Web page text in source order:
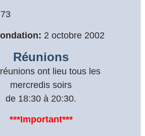
73
2 octobre 2002
Réunions
ont lieu tous les
mercredis soirs
de 18:30 à 20:30.
***Important***